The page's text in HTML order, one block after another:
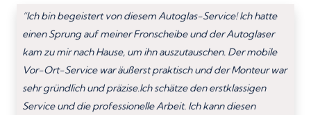
“Ich bin begeistert von diesem Autoglas-Service! Ich hatte
einen Sprung auf meiner Fronscheibe und der Autoglaser
kam zu mir nach Hause, um ihn auszutauschen. Der mobile
Vor-Ort-Service war äußerst praktisch und der Monteur war
sehr gründlich und präzise.Ich schätze den erstklassigen
Service und die professionelle Arbeit. Ich kann diesen